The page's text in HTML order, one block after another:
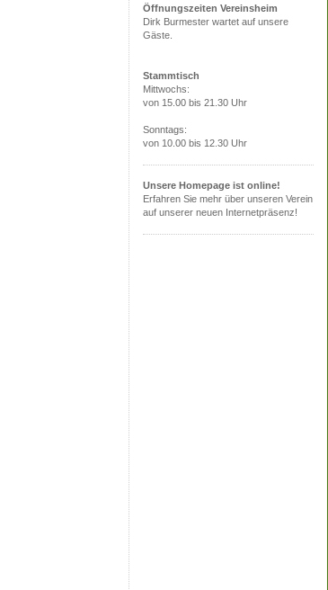
Öffnungszeiten Vereinsheim
Dirk Burmester wartet auf unsere
Gäste.
Stammtisch
Mittwochs:
von 15.00 bis 21.30 Uhr
Sonntags:
von 10.00 bis 12.30 Uhr
Unsere Homepage ist online!
Erfahren Sie mehr über unseren Verein
auf unserer neuen Internetpräsenz!